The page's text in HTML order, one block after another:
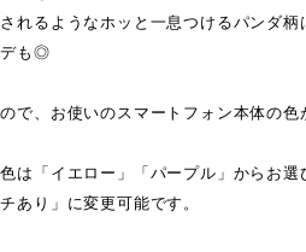
れるようなホッと一息つけるパンダ柄
デも◎
で、お使いのスマートフォン本体の色
は「イエロー」「パープル」からお選
あり」に変更可能です。